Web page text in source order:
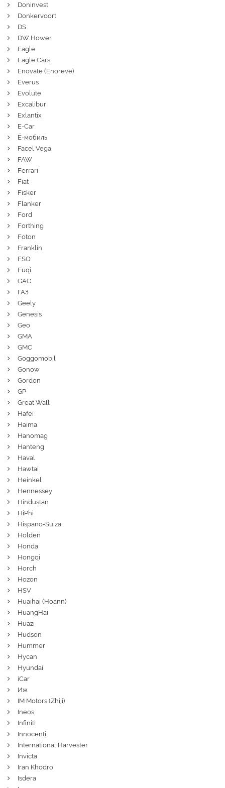
Doninvest
Donkervoort
DS
DW Hower
Eagle
Eagle Cars
Enovate (Enoreve)
Everus
Evolute
Excalibur
Exlantix
E-Car
Ё-мобиль
Facel Vega
FAW
Ferrari
Fiat
Fisker
Flanker
Ford
Forthing
Foton
Franklin
FSO
Fuqi
GAC
ГАЗ
Geely
Genesis
Geo
GMA
GMC
Goggomobil
Gonow
Gordon
GP
Great Wall
Hafei
Haima
Hanomag
Hanteng
Haval
Hawtai
Heinkel
Hennessey
Hindustan
HiPhi
Hispano-Suiza
Holden
Honda
Hongqi
Horch
Hozon
HSV
Huaihai (Hoann)
HuangHai
Huazi
Hudson
Hummer
Hycan
Hyundai
iCar
Иж
IM Motors (Zhiji)
Ineos
Infiniti
Innocenti
International Harvester
Invicta
Iran Khodro
Isdera